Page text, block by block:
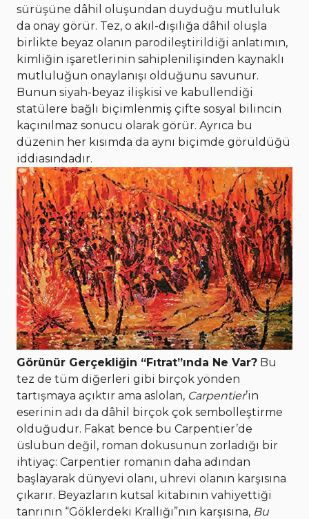
sürüşüne dâhil oluşundan duyduğu mutluluk
da onay görür. Tez, o akıl-dışılığa dâhil oluşla
birlikte beyaz olanın parodileştirildiği anlatımın,
kimliğin işaretlerinin sahiplenilişinden kaynaklı
mutluluğun onaylanışı olduğunu savunur.
Bunun siyah-beyaz ilişkisi ve kabullendiği
statülere bağlı biçimlenmiş çifte sosyal bilincin
kaçınılmaz sonucu olarak görür. Ayrıca bu
düzenin her kısımda da aynı biçimde görüldüğü
iddiasındadır.
Görünür Gerçekliğin “Fıtrat”ında Ne Var? Bu
tez de tüm diğerleri gibi birçok yönden
tartışmaya açıktır ama aslolan, Carpentier’in
eserinin adı da dâhil birçok çok sembolleştirme
olduğudur. Fakat bence bu Carpentier’de
üslubun değil, roman dokusunun zorladığı bir
ihtiyaç: Carpentier romanın daha adından
başlayarak dünyevi olanı, uhrevi olanın karşısına
çıkarır. Beyazların kutsal kitabının vahiyettiği
tanrının “Göklerdeki Krallığı”nın karşısına, Bu